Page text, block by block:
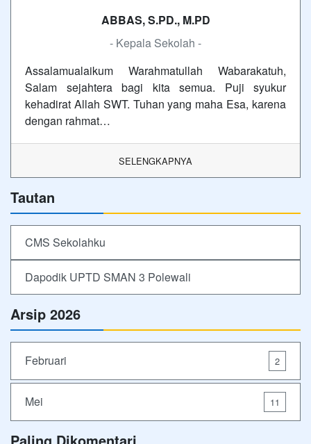
ABBAS, S.PD., M.PD
- Kepala Sekolah -
Assalamualaikum Warahmatullah Wabarakatuh,
Salam sejahtera bagi kita semua. Puji syukur
kehadirat Allah SWT. Tuhan yang maha Esa, karena
dengan rahmat…
SELENGKAPNYA
Tautan
CMS Sekolahku
Dapodik UPTD SMAN 3 Polewali
Arsip 2026
Februari 2
Mei 11
Paling Dikomentari